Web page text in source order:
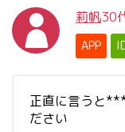
莉帆30
APP
正直に言うと
ださい